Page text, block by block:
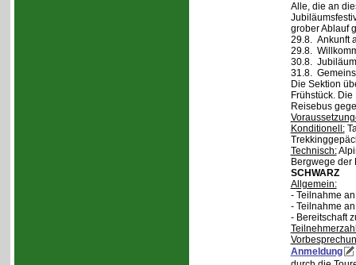
Alle, die an
grober Ablauf
29.8. Ankunft
29.8.
30.8.
31.8.
Die Sektion
Frühstück.
Reisebus
Konditionell:
Technisch:
Bergwege
SCHWARZ
Allgemein:
- Teilnahme
- Teilnahme
- Bereitschaft
Anmeldung